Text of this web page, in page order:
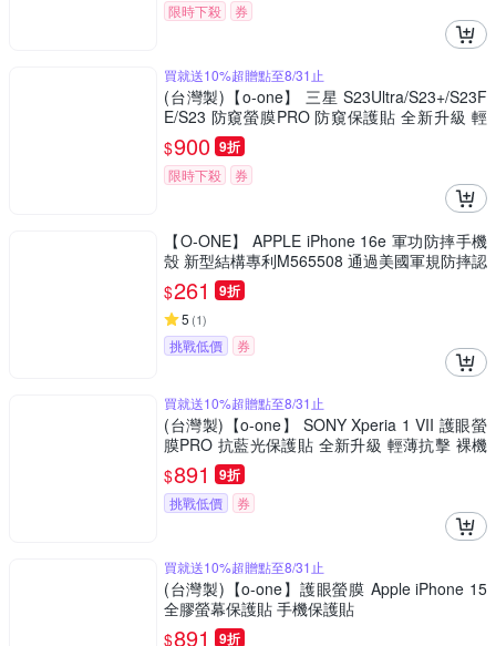
限時下殺 券
買就送10%超贈點至8/31止
(台灣製)【o-one】 三星 S23Ultra/S23+/S23F
E/S23 防窺螢膜PRO 防窺保護貼 全新升級 輕
薄抗擊 裸機質感 划痕自動修復
$900 9折
限時下殺 券
【O-ONE】 APPLE iPhone 16e 軍功防摔手機
殼 新型結構專利M565508 通過美國軍規防摔認
證標準MID810G
$261 9折
5 (1)
挑戰低價 券
買就送10%超贈點至8/31止
(台灣製)【o-one】 SONY Xperia 1 VII 護眼螢
膜PRO 抗藍光保護貼 全新升級 輕薄抗擊 裸機
質感 划痕自動修復
$891 9折
挑戰低價 券
買就送10%超贈點至8/31止
(台灣製)【o-one】護眼螢膜 Apple iPhone 15
全膠螢幕保護貼 手機保護貼
$891 9折